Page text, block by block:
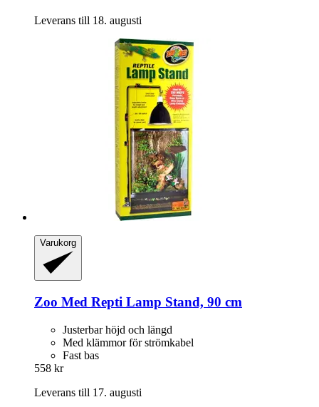
Leverans till 18. augusti
Varukorg
Zoo Med Repti Lamp Stand, 90 cm
Justerbar höjd och längd
Med klämmor för strömkabel
Fast bas
558 kr
Leverans till 17. augusti